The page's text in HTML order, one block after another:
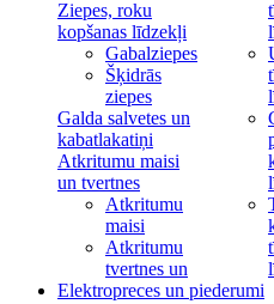
Ziepes, roku
kopšanas līdzekļi
Gabalziepes
Šķidrās
ziepes
Galda salvetes un
kabatlakatiņi
Atkritumu maisi
un tvertnes
Atkritumu
maisi
Atkritumu
tvertnes un
Elektropreces un piederumi